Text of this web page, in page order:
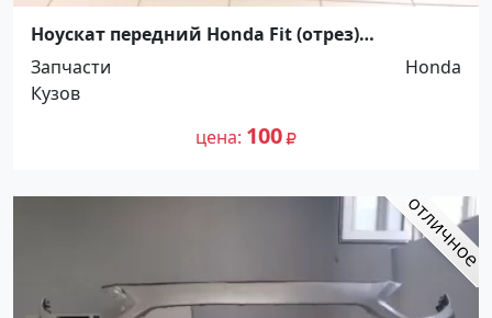
Ноускат передний Honda Fit (отрез)
Краснодар
Запчасти
Honda
Кузов
цена 100